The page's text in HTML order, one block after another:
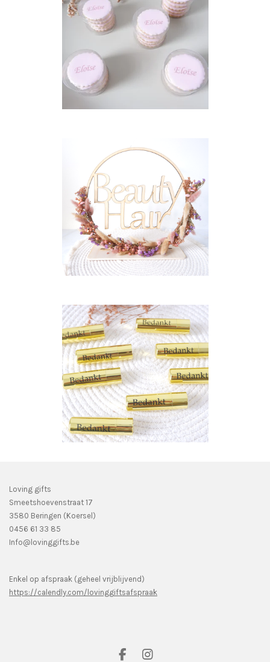
Loving gifts
Smeetshoevenstraat 17
3580 Beringen (Koersel)
0456 61 33 85
Info@lovinggifts.be
Enkel op afspraak (geheel vrijblijvend)
https://calendly.com/lovinggiftsafspraak
F I